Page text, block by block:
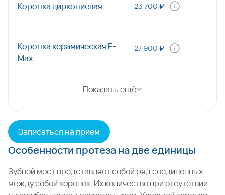
Коронка циркониевая 23 700 ₽
Коронка керамическая E-
Max
27 900 ₽
Показать ещё
Записаться на приём
Особенности протеза на две единицы
Зубной мост представляет собой ряд соединенных
между собой коронок. Их количество при отсутствии